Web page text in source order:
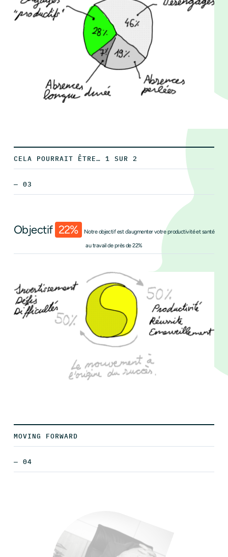
CELA POURRAIT ÊTRE… 1 SUR 2
— 03
Objectif 22% Notre objectif est d’augmenter votre productivité et santé
au travail de près de 22%
MOVING FORWARD
— 04